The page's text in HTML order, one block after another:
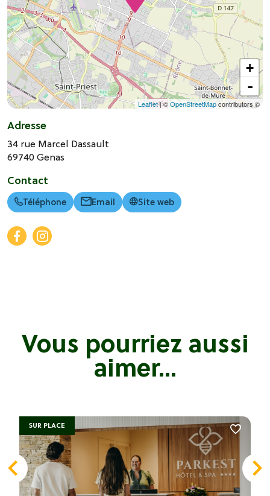
+
-
Leaflet| ©OpenStreetMapcontributors ©
Adresse
34 rue Marcel Dassault
69740Genas
Contact
Téléphone Email Site web
Vous pourriez aussi
aimer...
SUR PLACE